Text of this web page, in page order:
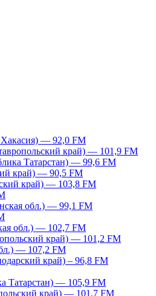
Хакасия) — 92,0 FM
край) — 101,9 FM
Татарстан) — 99,6 FM
край) — 90,5 FM
край) — 103,8 FM
обл.) — 99,1 FM
обл.) — 102,7 FM
край) — 101,2 FM
— 107,2 FM
край) – 96,8 FM
Татарстан) — 105,9 FM
край) — 101,7 FM